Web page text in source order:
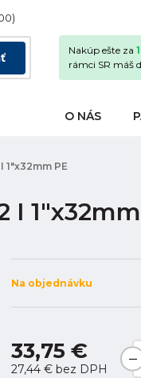
Nakúp ešte za
rámci SR máš
O NÁS
1"x32mm PE
I
Na objednávku
33,75 €
27,44 € bez DPH